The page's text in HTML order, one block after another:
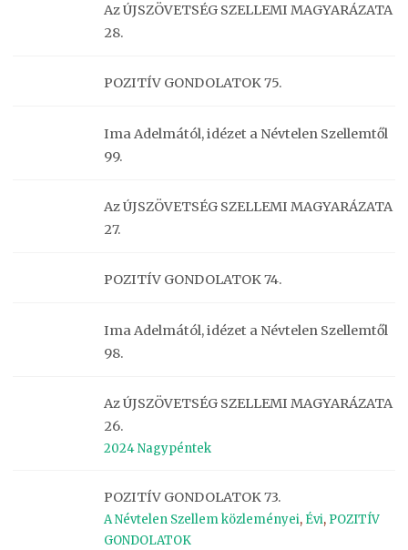
Az ÚJSZÖVETSÉG SZELLEMI MAGYARÁZATA
28.
POZITÍV GONDOLATOK 75.
Ima Adelmától, idézet a Névtelen Szellemtől
99.
Az ÚJSZÖVETSÉG SZELLEMI MAGYARÁZATA
27.
POZITÍV GONDOLATOK 74.
Ima Adelmától, idézet a Névtelen Szellemtől
98.
Az ÚJSZÖVETSÉG SZELLEMI MAGYARÁZATA
26.
2024 Nagypéntek
POZITÍV GONDOLATOK 73.
A Névtelen Szellem közleményei, Évi, POZITÍV
GONDOLATOK